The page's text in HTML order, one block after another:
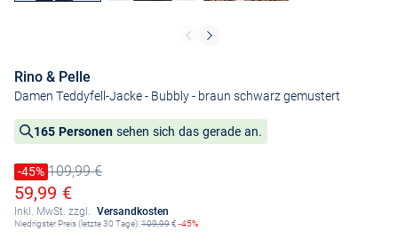
Rino & Pelle
Damen Teddyfell-Jacke - Bubbly- braun schwarz gemustert
165 Personen sehen sich das gerade an.
Preis reduziert um
-45%
Alter Preis109,99 €
Ermäßigter Preis
59,99 €
Inkl. MwSt. zzgl. Versandkosten
Niedrigster Preis (letzte 30 Tage):109,99€ -45%